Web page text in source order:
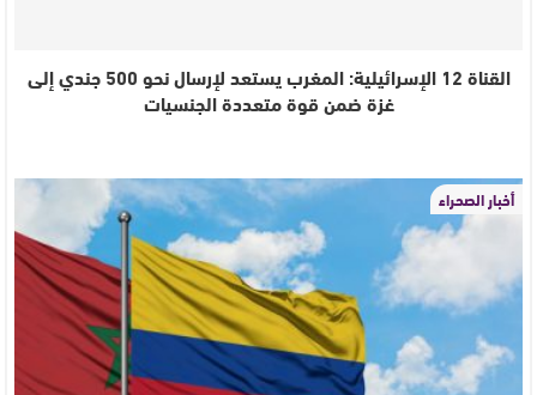
القناة 12 الإسرائيلية: المغرب يستعد لإرسال نحو 500 جندي إلى
غزة ضمن قوة متعددة الجنسيات
أخبار الصحراء